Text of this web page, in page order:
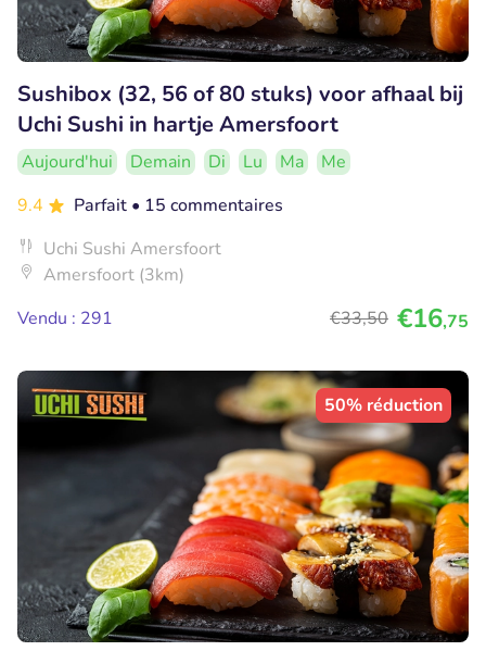
Sushibox (32, 56 of 80 stuks) voor afhaal bij
Uchi Sushi in hartje Amersfoort
Aujourd'hui Demain Di Lu Ma
Me
9.4
Parfait • 15 commentaires
Uchi Sushi Amersfoort
Amersfoort (3km)
Vendu : 291
€33,50 €16,75
50% réduction